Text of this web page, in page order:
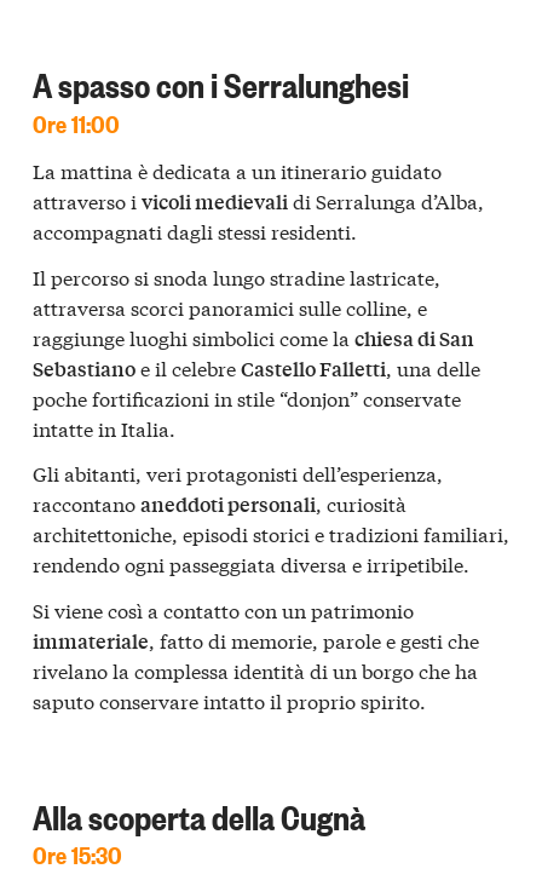
A spasso con i Serralunghesi
Ore 11:00
La mattina è dedicata a un itinerario guidato
attraverso i vicoli medievalidi Serralunga d’Alba,
accompagnati dagli stessi residenti.
Il percorso si snoda lungo stradine lastricate,
attraversa scorci panoramici sulle colline, e
raggiunge luoghi simbolici come la chiesa di San
Sebastianoe il celebreCastello Falletti , una delle
poche fortificazioni in stile “donjon” conservate
intatte in Italia.
Gli abitanti, veri protagonisti dell’esperienza,
raccontanoaneddoti personali, curiosità
architettoniche, episodi storici e tradizioni familiari,
rendendo ogni passeggiata diversa e irripetibile.
Si viene così a contatto con un patrimonio
immateriale, fatto di memorie, parole e gesti che
rivelano la complessa identità di un borgo che ha
saputo conservare intatto il proprio spirito.
Alla scoperta della Cugnà
Ore 15:30